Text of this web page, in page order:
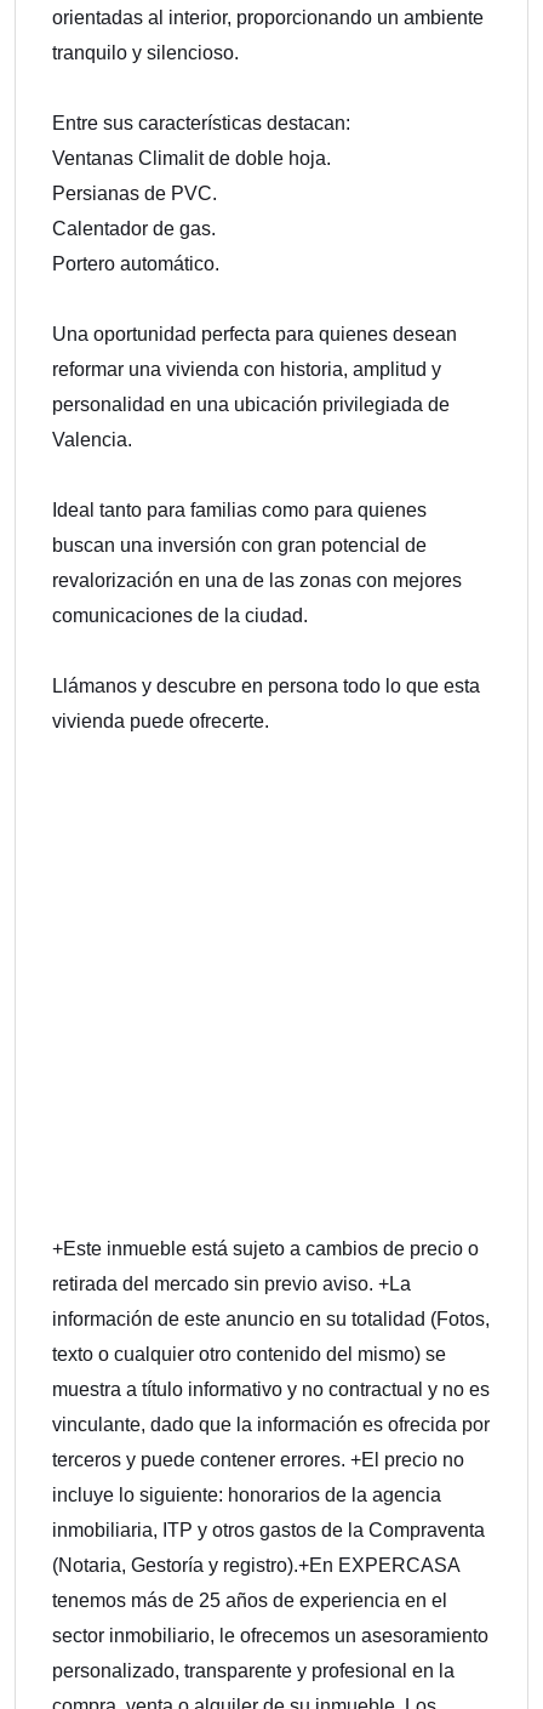
orientadas al interior, proporcionando un ambiente
tranquilo y silencioso.
Entre sus características destacan:
Ventanas Climalit de doble hoja.
Persianas de PVC.
Calentador de gas.
Portero automático.
Una oportunidad perfecta para quienes desean
reformar una vivienda con historia, amplitud y
personalidad en una ubicación privilegiada de
Valencia.
Ideal tanto para familias como para quienes
buscan una inversión con gran potencial de
revalorización en una de las zonas con mejores
comunicaciones de la ciudad.
Llámanos y descubre en persona todo lo que esta
vivienda puede ofrecerte.
+Este inmueble está sujeto a cambios de precio o
retirada del mercado sin previo aviso. +La
información de este anuncio en su totalidad (Fotos,
texto o cualquier otro contenido del mismo) se
muestra a título informativo y no contractual y no es
vinculante, dado que la información es ofrecida por
terceros y puede contener errores. +El precio no
incluye lo siguiente: honorarios de la agencia
inmobiliaria, ITP y otros gastos de la Compraventa
(Notaria, Gestoría y registro).+En EXPERCASA
tenemos más de 25 años de experiencia en el
sector inmobiliario, le ofrecemos un asesoramiento
personalizado, transparente y profesional en la